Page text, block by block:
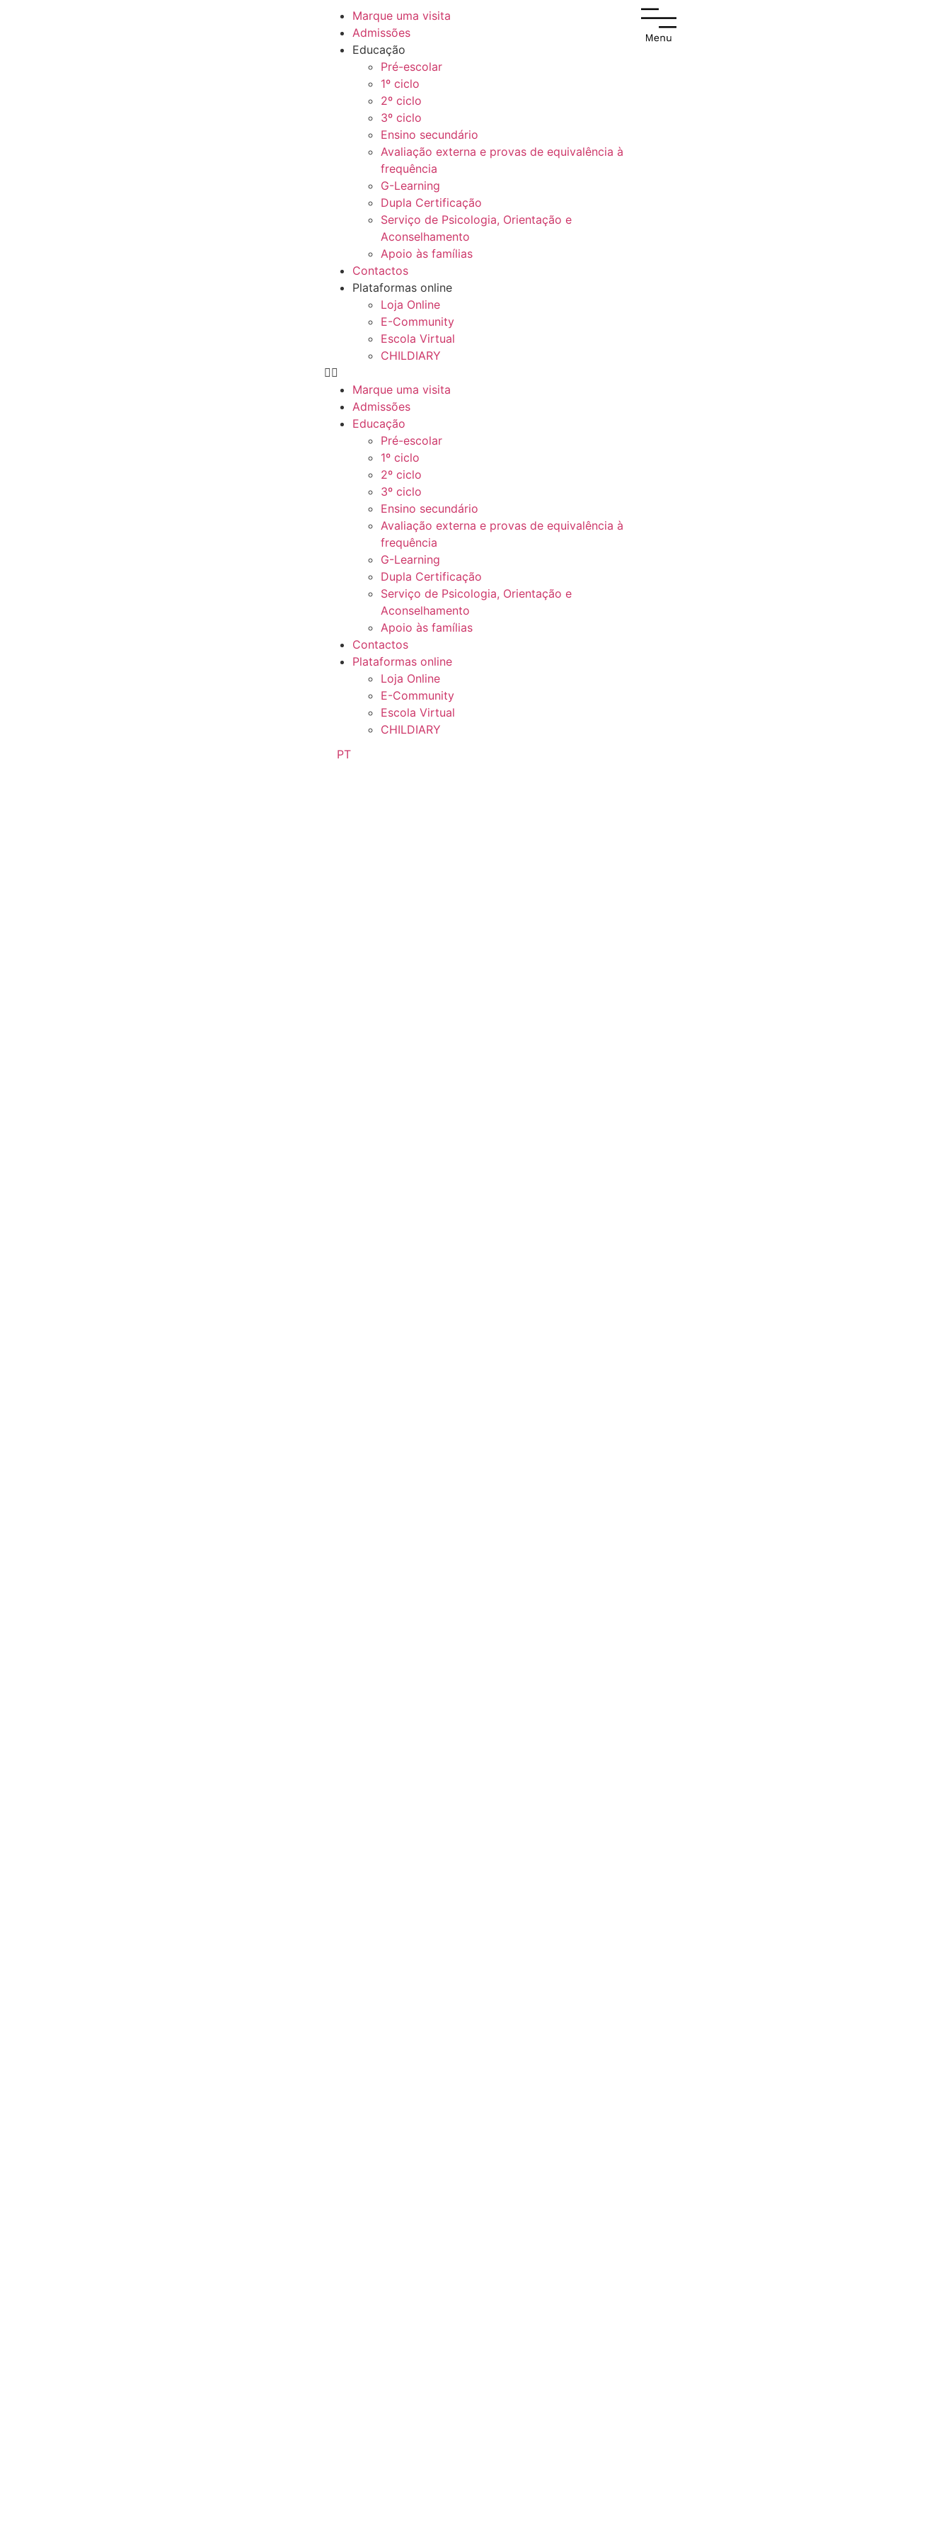
Marque uma visita
Admissões
Educação
Pré-escolar
1º ciclo
2º ciclo
3º ciclo
Ensino secundário
Avaliação externa e provas de equivalência à
frequência
G-Learning
Dupla Certificação
Serviço de Psicologia, Orientação e
Aconselhamento
Apoio às famílias
Contactos
Plataformas online
Loja Online
E-Community
Escola Virtual
CHILDIARY
Marque uma visita
Admissões
Educação
Pré-escolar
1º ciclo
2º ciclo
3º ciclo
Ensino secundário
Avaliação externa e provas de equivalência à
frequência
G-Learning
Dupla Certificação
Serviço de Psicologia, Orientação e
Aconselhamento
Apoio às famílias
Contactos
Plataformas online
Loja Online
E-Community
Escola Virtual
CHILDIARY
PT